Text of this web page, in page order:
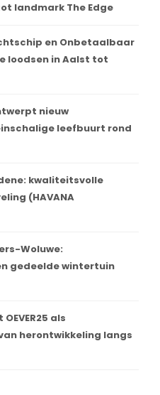
landmark The Edge
en Onbetaalbaar
loodsen in Aalst tot
nieuw
leefbuurt rond
kwaliteitsvolle
(HAVANA
Woluwe:
gedeelde wintertuin
als
herontwikkeling langs